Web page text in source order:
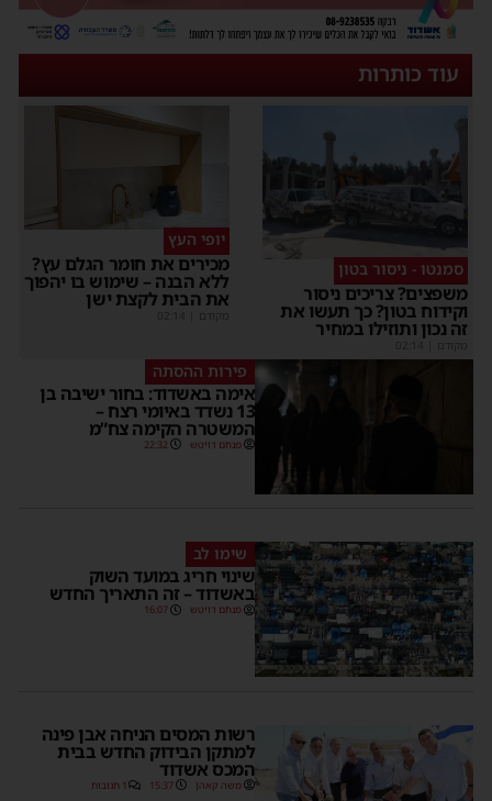
עוד כותרות
סמנטו - ניסור בטון
משפצים? צריכים ניסור
וקידוח בטון? כך תעשו את
זה נכון ותוזילו במחיר
מקודם
יופי העץ
מכירים את חומר הגלם עץ?
ללא הבנה – שימוש בו יהפוך
את הבית לקצת ישן
מקודם
פירות ההסתה
אימה באשדוד: בחור ישיבה בן
13 נשדד באיומי רצח –
המשטרה הקימה צח”מ
מנחם דויטש 22:32
שימו לב
שינוי חריג במועד השוק
באשדוד – זה התאריך החדש
מנחם דויטש 16:07
רשות המסים הניחה אבן פינה
למתקן הבידוק החדש בבית
המכס אשדוד
משה קאהן 15:37 1 תגובות